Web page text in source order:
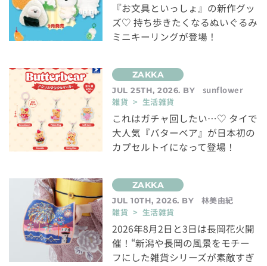
『お文具といっしょ』の新作グッ
ズ♡ 持ち歩きたくなるぬいぐるみ
ミニキーリングが登場！
JUL 25TH, 2026. BY
sunflower
雑貨 > 生活雑貨
これはガチャ回したい…♡ タイで
大人気『バターベア』が日本初の
カプセルトイになって登場！
JUL 10TH, 2026. BY
林美由紀
雑貨 > 生活雑貨
2026年8月2日と3日は長岡花火開
催！“新潟や長岡の風景をモチー
フにした雑貨シリーズが素敵すぎ